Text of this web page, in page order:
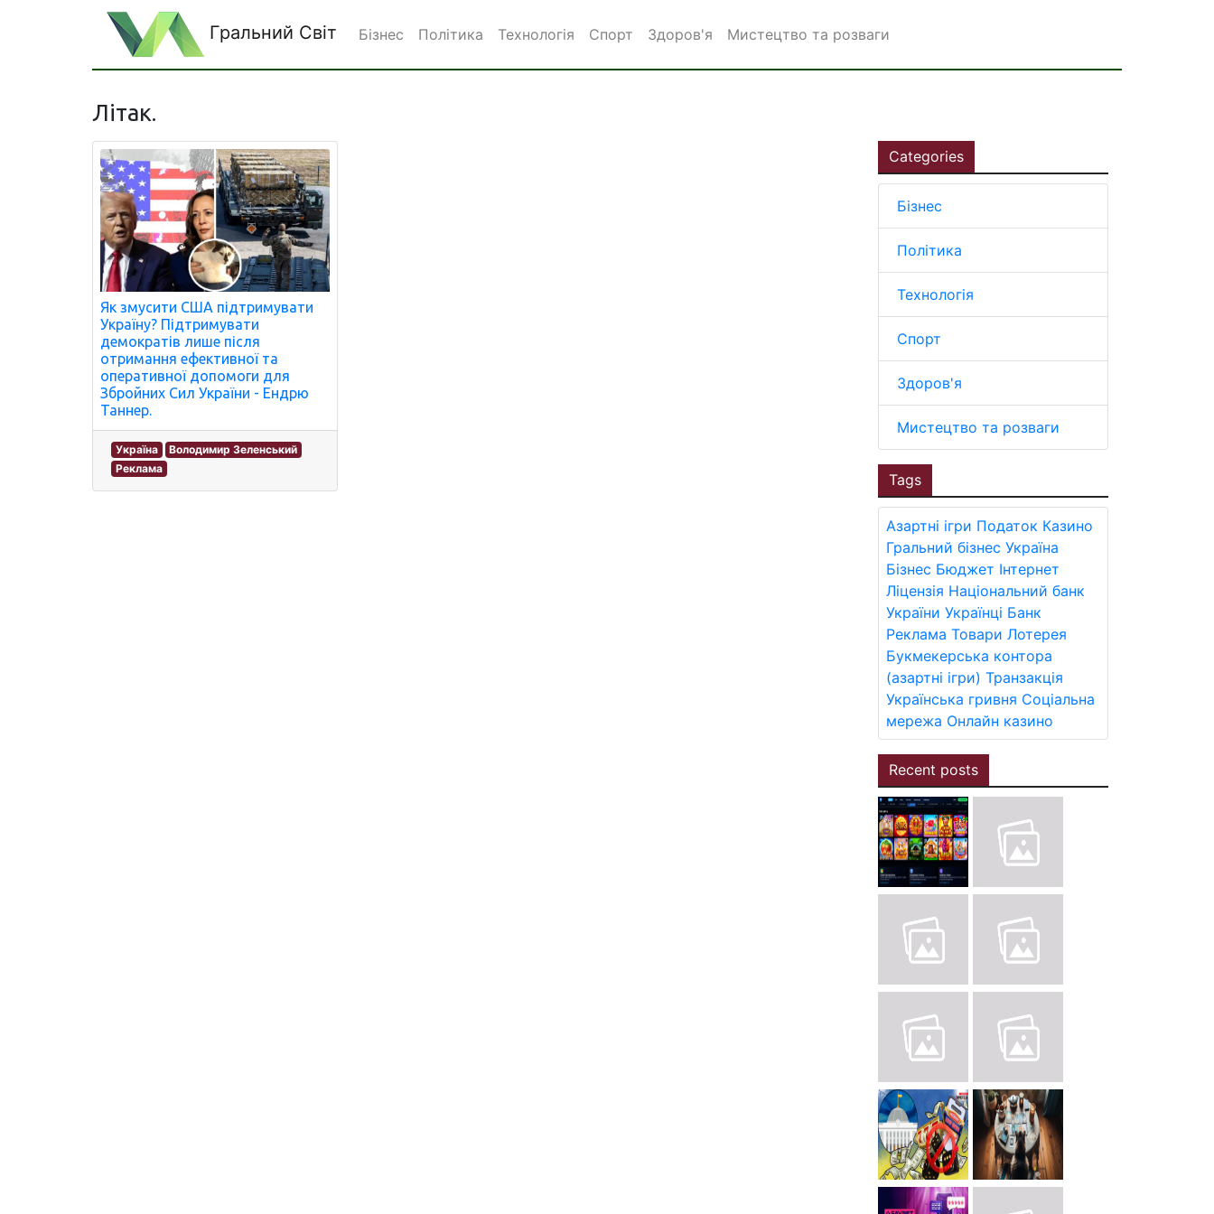
Гральний Світ Бізнес Політика Технологія Спорт Здоров'я Мистецтво та розваги
Літак.
Як змусити США підтримувати
Україну? Підтримувати
демократів лише після
отримання ефективної та
оперативної допомоги для
Збройних Сил України - Ендрю
Таннер.
Україна
Володимир Зеленський
Реклама
Categories
Бізнес
Політика
Технологія
Спорт
Здоров'я
Мистецтво та розваги
Tags
Азартні ігри Податок Казино
Гральний бізнес Україна
Бізнес Бюджет Інтернет
Ліцензія Національний банк
України Українці Банк
Реклама Товари Лотерея
Букмекерська контора
(азартні ігри) Транзакція
Українська гривня Соціальна
мережа Онлайн казино
Recent posts